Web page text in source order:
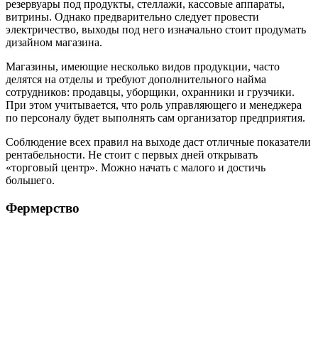
резервуары под продукты, стеллажи, кассовые аппараты,
витрины. Однако предварительно следует провести
электричество, выходы под него изначально стоит продумать
дизайном магазина.
Магазины, имеющие несколько видов продукции, часто
делятся на отделы и требуют дополнительного найма
сотрудников: продавцы, уборщики, охранники и грузчики.
При этом учитывается, что роль управляющего и менеджера
по персоналу будет выполнять сам организатор предприятия.
Соблюдение всех правил на выходе даст отличные показатели
рентабельности. Не стоит с первых дней открывать
«торговый центр». Можно начать с малого и достичь
большего.
Фермерство